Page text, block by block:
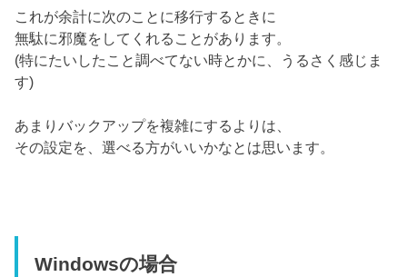
これが余計に次のことに移行するときに
無駄に邪魔をしてくれることがあります。
(特にたいしたこと調べてない時とかに、うるさく感じま
す)
あまりバックアップを複雑にするよりは、
その設定を、選べる方がいいかなとは思います。
Windowsの場合